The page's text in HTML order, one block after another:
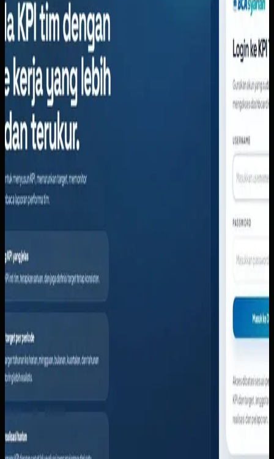
Sebelumnya
BCA Syariah membutuhkan sistem untuk mengelola KPI
tim dengan ritme kerja yang lebih rapi dan terukur. Target
tahunan perlu diturunkan ke periode yang lebih kecil
(harian, mingguan, bulanan, kuartalan) agar pemantauan
lebih realistis. Leader kesulitan memantau pencapaian
anggota tim secara berkala karena data realisasi tersebar
di banyak sumber dan rekap manual memakan waktu.
Yang kami bangun
Kami membangun KPI Tracker berbasis web dengan
pencapaian, status on melacak, dan anggota yang perlu
perhatian. Sistem mencakup Master KPI untuk katalog
definisi resmi, manajemen anggota tim dengan peran-
based access, penugasan KPI ke anggota, alokasi dan
rincian target per periode, pencatatan realisasi harian,
analisis selisih, alur kerja navigasi cepat, dan evaluasi kinerja
dengan ekspor laporan.